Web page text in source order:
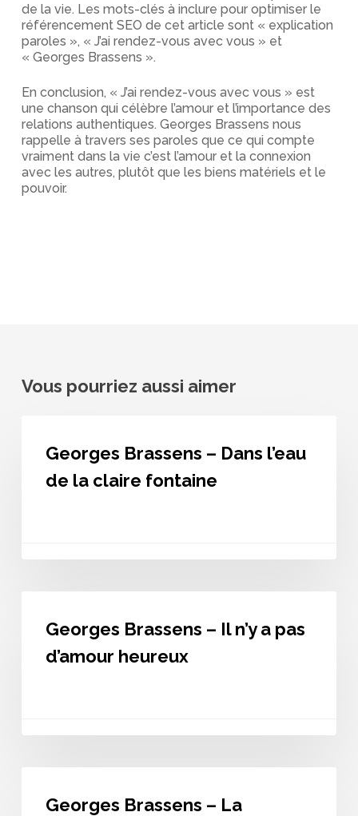
de la vie. Les mots-clés à inclure pour optimiser le
référencement SEO de cet article sont « explication
paroles », « J’ai rendez-vous avec vous » et
« Georges Brassens ».
En conclusion, « J’ai rendez-vous avec vous » est
une chanson qui célèbre l’amour et l’importance des
relations authentiques. Georges Brassens nous
rappelle à travers ses paroles que ce qui compte
vraiment dans la vie c’est l’amour et la connexion
avec les autres, plutôt que les biens matériels et le
pouvoir.
Vous pourriez aussi aimer
l’eau
Georges Brassens – Dans l’eau
de la claire fontaine
Georges Brassens – Il n’y a pas
d’amour heureux
Georges Brassens – La